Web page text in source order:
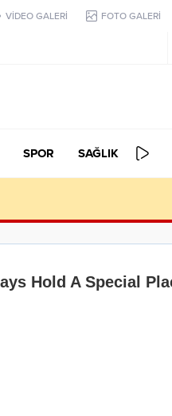
VİDEO GALERİ FOTO GALERİ
SPOR SAĞLIK